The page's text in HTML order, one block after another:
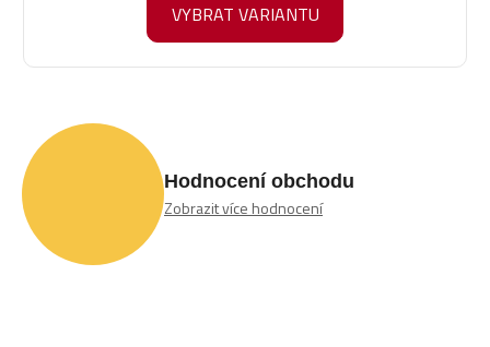
VYBRAT VARIANTU
Hodnocení obchodu
Zobrazit více hodnocení